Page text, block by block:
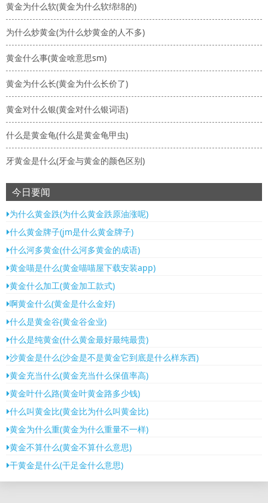
黄金为什么软(黄金为什么软绵绵的)
为什么炒黄金(为什么炒黄金的人不多)
黄金什么事(黄金啥意思sm)
黄金为什么长(黄金为什么长价了)
黄金对什么银(黄金对什么银词语)
什么是黄金龟(什么是黄金龟甲虫)
牙黄金是什么(牙金与黄金的颜色区别)
今日要闻
为什么黄金跌(为什么黄金跌原油涨呢)
什么黄金牌子(jm是什么黄金牌子)
什么河多黄金(什么河多黄金的成语)
黄金喵是什么(黄金喵喵屋下载安装app)
黄金什么加工(黄金加工款式)
啊黄金什么(黄金是什么金好)
什么是黄金谷(黄金谷金业)
什么是纯黄金(什么黄金最好最纯最贵)
沙黄金是什么(沙金是不是黄金它到底是什么样东西)
黄金充当什么(黄金充当什么保值率高)
黄金叶什么路(黄金叶黄金路多少钱)
什么叫黄金比(黄金比为什么叫黄金比)
黄金为什么重(黄金为什么重量不一样)
黄金不算什么(黄金不算什么意思)
干黄金是什么(干足金什么意思)